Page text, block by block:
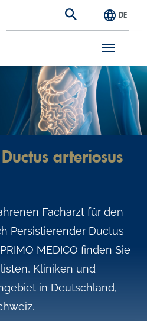
DE
arteriosus
Facharzt für den
Persistierender Ductus
MEDICO finden Sie
Kliniken und
in Deutschland,